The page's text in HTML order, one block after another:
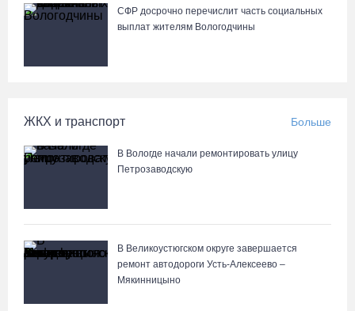
07.08.26 / 13:39
Речные трамвайчики будут бесплатно катать вологжан и гостей
города 8 и 9 августа
более полумиллиона рублей
СФР досрочно перечислит часть социальных
выплат жителям Вологодчины
ЖКХ и транспорт Больше
В Вологде начали ремонтировать улицу
Петрозаводскую
В Великоустюгском округе завершается
ремонт автодороги Усть-Алексеево –
Мякинницыно